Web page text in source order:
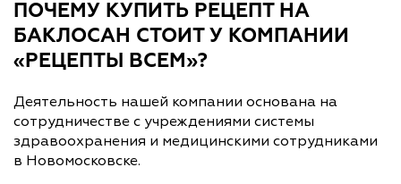
ПОЧЕМУ КУПИТЬ РЕЦЕПТ НА
БАКЛОСАН СТОИТ У КОМПАНИИ
«РЕЦЕПТЫ ВСЕМ»?
Деятельность нашей компании основана на
сотрудничестве с учреждениями системы
здравоохранения и медицинскими сотрудниками
в Новомосковске.